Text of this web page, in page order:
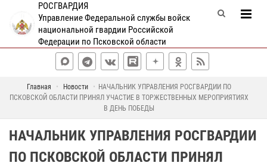
РОСГВАРДИЯ
Управление Федеральной службы войск
национальной гвардии Российской
Федерации по Псковской области
Главная Новости
НАЧАЛЬНИК УПРАВЛЕНИЯ РОСГВАРДИИ ПО
ПСКОВСКОЙ ОБЛАСТИ ПРИНЯЛ УЧАСТИЕ В ТОРЖЕСТВЕННЫХ МЕРОПРИЯТИЯХ
В ДЕНЬ ПОБЕДЫ
НАЧАЛЬНИК УПРАВЛЕНИЯ РОСГВАРДИИ
ПО ПСКОВСКОЙ ОБЛАСТИ ПРИНЯЛ